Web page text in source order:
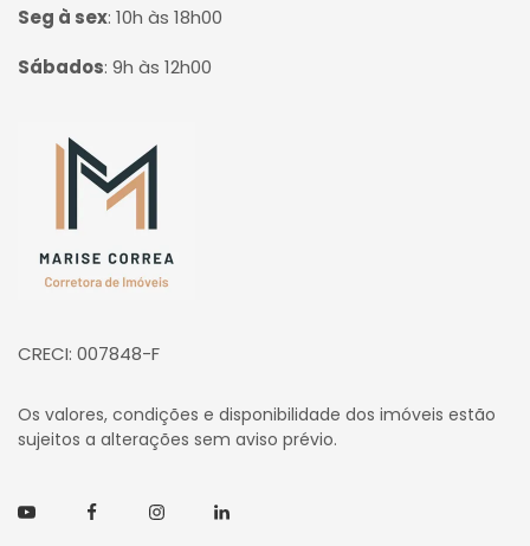
Seg à sex: 10h às 18h00
Sábados: 9h às 12h00
Página inicial
CRECI: 007848-F
Os valores, condições e disponibilidade dos imóveis estão
sujeitos a alterações sem aviso prévio.
YoutubeFacebookInstagramLinkedin